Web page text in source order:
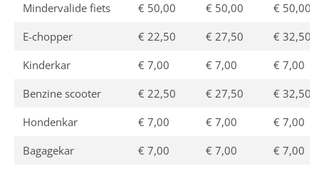
Mindervalide fiets
€ 50,00 € 50,00
€ 50,00
E-chopper
€ 22,50 € 27,50
€ 32,50
Kinderkar
€ 7,00 € 7,00
€ 7,00
Benzine scooter
€ 22,50 € 27,50
€ 32,50
Hondenkar
€ 7,00 € 7,00
€ 7,00
Bagagekar
€ 7,00 € 7,00
€ 7,00